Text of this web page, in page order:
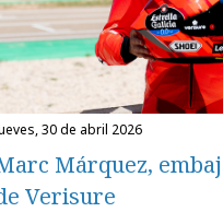
30 de abril 2026
Márquez,
Verisure